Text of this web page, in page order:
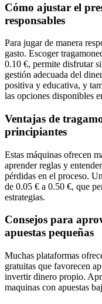
Cómo ajustar el
responsables
Para jugar de manera
gasto. Escoger
0.10 €, permite disfrutar
gestión adecuada del
positiva y educativa, y
las opciones disponibles
Ventajas de
principiantes
Estas máquinas ofrecen
aprender reglas y
pérdidas en el proceso.
de 0.05 € a 0.50 €, que
estrategias.
Consejos para
apuestas pequeñas
Muchas plataformas
gratuitas que favorecen
invertir dinero propio.
maquinas con apuestas